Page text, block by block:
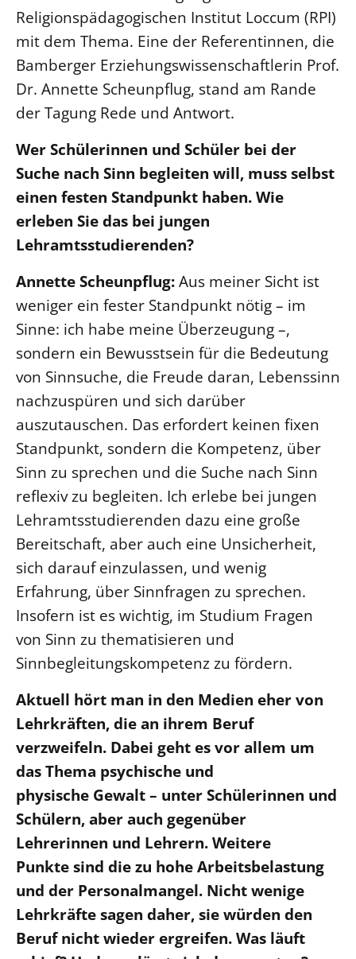
Religionspädagogischen Institut Loccum (RPI)
mit dem Thema. Eine der Referentinnen, die
Bamberger Erziehungswissenschaftlerin Prof.
Dr. Annette Scheunpflug, stand am Rande
der Tagung Rede und Antwort.
Wer Schülerinnen und Schüler bei der
Suche nach Sinn begleiten will, muss selbst
einen festen Standpunkt haben. Wie
erleben Sie das bei jungen
Lehramtsstudierenden?
Annette Scheunpflug:Aus meiner Sicht ist
weniger ein fester Standpunkt nötig – im
Sinne: ich habe meine Überzeugung –,
sondern ein Bewusstsein für die Bedeutung
von Sinnsuche, die Freude daran, Lebenssinn
nachzuspüren und sich darüber
auszutauschen. Das erfordert keinen fixen
Standpunkt, sondern die Kompetenz, über
Sinn zu sprechen und die Suche nach Sinn
reflexiv zu begleiten. Ich erlebe bei jungen
Lehramtsstudierenden dazu eine große
Bereitschaft, aber auch eine Unsicherheit,
sich darauf einzulassen, und wenig
Erfahrung, über Sinnfragen zu sprechen.
Insofern ist es wichtig, im Studium Fragen
von Sinn zu thematisieren und
Sinnbegleitungskompetenz zu fördern.
Aktuell hört man in den Medien eher von
Lehrkräften, die an ihrem Beruf
verzweifeln. Dabei geht es vor allem um
das Thema psychische und
physische Gewalt – unter Schülerinnen und
Schülern, aber auch gegenüber
Lehrerinnen und Lehrern. Weitere
Punkte sind die zu hohe Arbeitsbelastung
und der Personalmangel. Nicht wenige
Lehrkräfte sagen daher, sie würden den
Beruf nicht wieder ergreifen. Was läuft
IT-Service
Corporate Design
Interventionsplan
Jahresgespräche
Kantine Speiseplan
Kirchliches Amtsblatt
Kirchliche Verwaltung
Klimaschutzgesetz
Kunstreferat
NKVK
Öffentlichkeitsarbeit
Personalausschuss
Projektmanagement
Recht
Terminstundenplaner